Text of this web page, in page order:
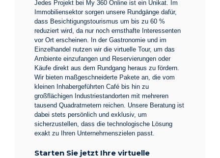
Jedes Projekt bei My 360 Online ist ein Unikat. Im
Immobiliensektor sorgen unsere Rundgänge dafür,
dass Besichtigungstourismus um bis zu 60 %
reduziert wird, da nur noch ernsthafte Interessenten
vor Ort erscheinen. In der Gastronomie und im
Einzelhandel nutzen wir die virtuelle Tour, um das
Ambiente einzufangen und Reservierungen oder
Käufe direkt aus dem Rundgang heraus zu fördern.
Wir bieten maßgeschneiderte Pakete an, die vom
kleinen Inhabergeführten Café bis hin zu
großflächigen Industriestandorten mit mehreren
tausend Quadratmetern reichen. Unsere Beratung ist
dabei stets persönlich und exklusiv, um
sicherzustellen, dass die technologische Lösung
exakt zu Ihren Unternehmenszielen passt.
Starten Sie jetzt Ihre virtuelle